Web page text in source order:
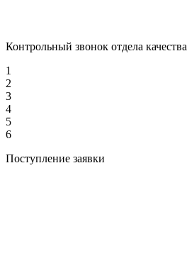
Контрольный звонок отдела качества
1
2
3
4
5
6
Поступление заявки